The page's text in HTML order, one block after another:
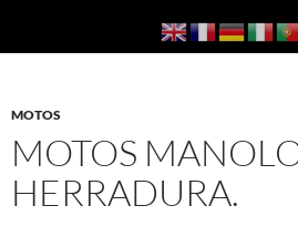
Guía de Almuñécar
MOTOS
MOTOS
HERRADURA.